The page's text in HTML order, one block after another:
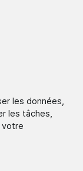
les données,
les tâches,
votre